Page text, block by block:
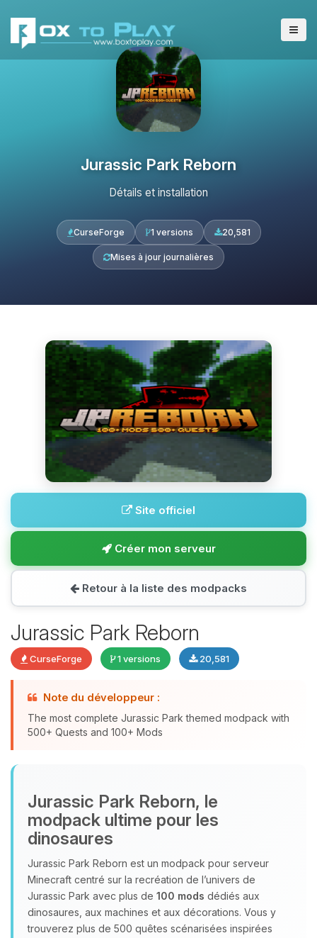
Jurassic Park Reborn
Détails et installation
CurseForge 1 versions 20,581
Mises à jour journalières
Site officiel
Créer mon serveur
Retour à la liste des modpacks
Jurassic Park Reborn
CurseForge 1 versions 20,581
Note du développeur :
The most complete Jurassic Park themed modpack with
500+ Quests and 100+ Mods
Jurassic Park Reborn, le
modpack ultime pour les
dinosaures
Jurassic Park Reborn est un modpack pour serveur
Minecraft centré sur la recréation de l’univers de
Jurassic Park avec plus de 100 mods dédiés aux
dinosaures, aux machines et aux décorations. Vous y
trouverez plus de 500 quêtes scénarisées inspirées
Youpi, enfin quelqu’un pour me
parler ! Moi c’est Choupy, ton petit
assistant BoxToPlay. Dis-moi ce dont